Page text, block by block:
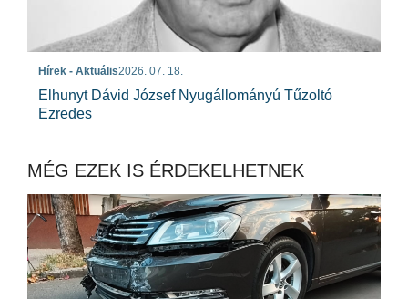
Hírek - Aktuális2026. 07. 18.
Elhunyt Dávid József Nyugállományú Tűzoltó
Ezredes
MÉG EZEK IS ÉRDEKELHETNEK